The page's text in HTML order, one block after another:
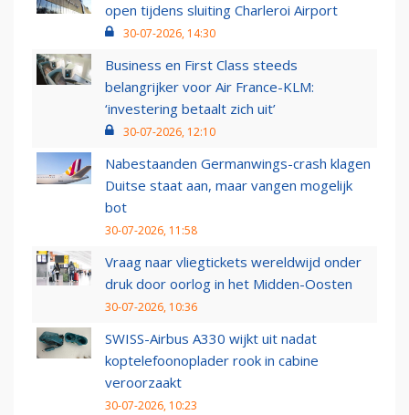
open tijdens sluiting Charleroi Airport
30-07-2026, 14:30
Business en First Class steeds
belangrijker voor Air France-KLM:
‘investering betaalt zich uit’
30-07-2026, 12:10
Nabestaanden Germanwings-crash klagen
Duitse staat aan, maar vangen mogelijk
bot
30-07-2026, 11:58
Vraag naar vliegtickets wereldwijd onder
druk door oorlog in het Midden-Oosten
30-07-2026, 10:36
SWISS-Airbus A330 wijkt uit nadat
koptelefoonoplader rook in cabine
veroorzaakt
30-07-2026, 10:23